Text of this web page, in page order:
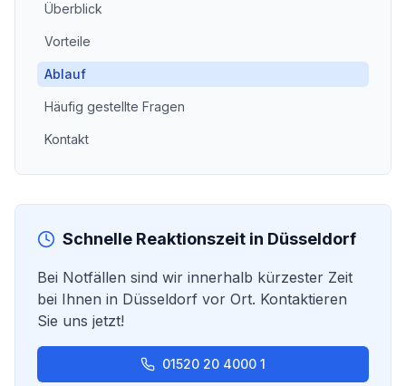
Überblick
Vorteile
Ablauf
Häufig gestellte Fragen
Kontakt
Schnelle Reaktionszeit in Düsseldorf
Bei Notfällen sind wir innerhalb kürzester Zeit
bei Ihnen in Düsseldorf vor Ort. Kontaktieren
Sie uns jetzt!
01520 20 4000 1